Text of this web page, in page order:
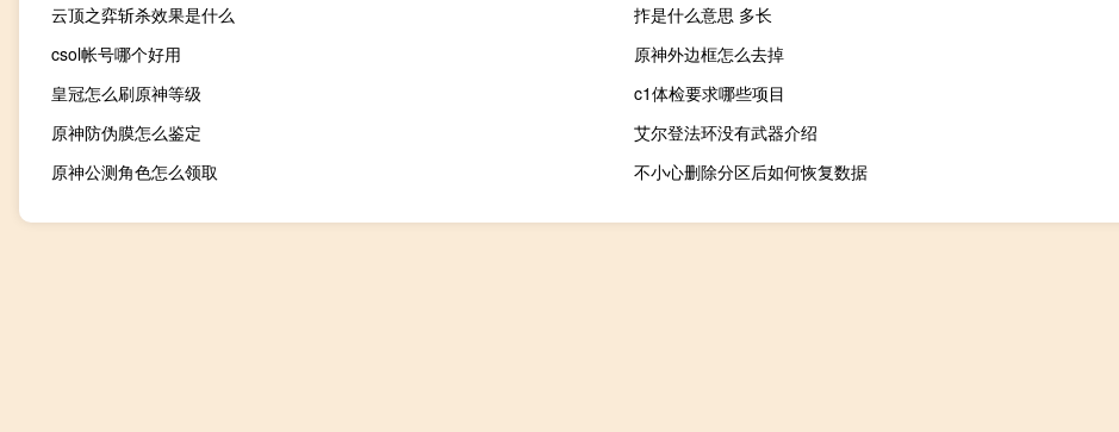
云顶之弈斩杀效果是什么
拃是什么意思 多长
csol帐号哪个好用
原神外边框怎么去掉
皇冠怎么刷原神等级
c1体检要求哪些项目
原神防伪膜怎么鉴定
艾尔登法环没有武器介绍
原神公测角色怎么领取
不小心删除分区后如何恢复数据